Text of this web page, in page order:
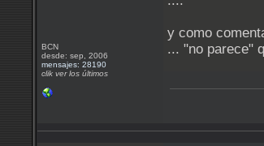
BCN
desde: sep, 2006
mensajes: 28190
clik ver los últimos
y como
... "no parece"